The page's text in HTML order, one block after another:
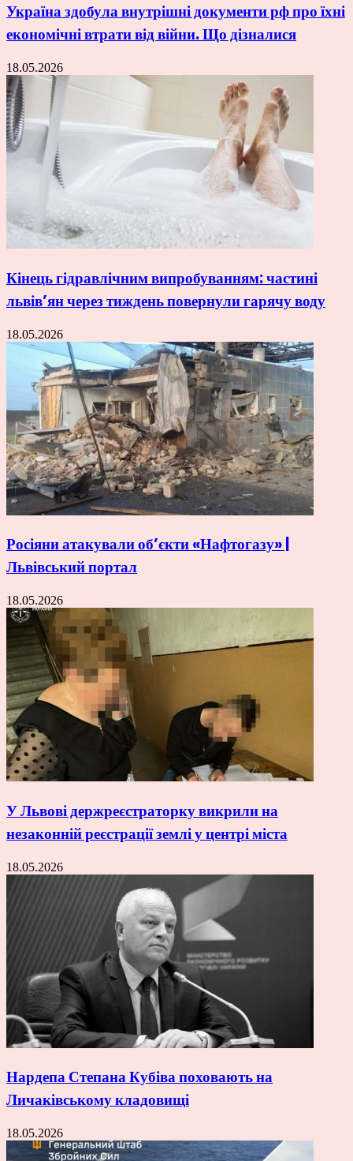
Україна здобула внутрішні документи рф про їхні
економічні втрати від війни. Що дізналися
18.05.2026
Кінець гідравлічним випробуванням: частині
львів’ян через тиждень повернули гарячу воду
18.05.2026
Росіяни атакували об’єкти «Нафтогазу» |
Львівський портал
18.05.2026
У Львові держреєстраторку викрили на
незаконній реєстрації землі у центрі міста
18.05.2026
Нардепа Степана Кубіва поховають на
Личаківському кладовищі
18.05.2026